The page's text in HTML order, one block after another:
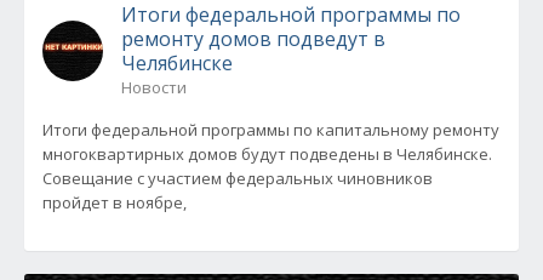
Итоги федеральной программы по
ремонту домов подведут в
Челябинске
Новости
Итоги федеральной программы по капитальному ремонту
многоквартирных домов будут подведены в Челябинске.
Совещание с участием федеральных чиновников
пройдет в ноябре,